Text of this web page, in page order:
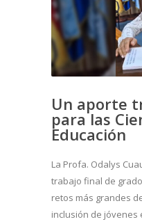
Un aporte
para las
Educación
La Profa. Odalys
trabajo final de
retos más grandes
inclusión de jóvenes